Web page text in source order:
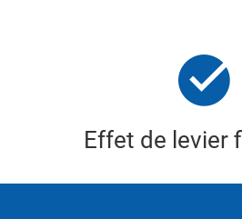
Effet de levier